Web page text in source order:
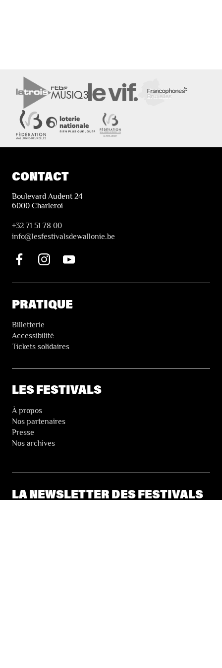
CONTACT
Boulevard Audent 24
6000 Charleroi
+32 71 51 78 00
info@lesfestivalsdewallonie.be
PRATIQUE
Billetterie
Accessibilité
Tickets solidaires
LES FESTIVALS
À propos
Nos partenaires
Presse
Nos archives
LA NEWSLETTER DES FESTIVALS